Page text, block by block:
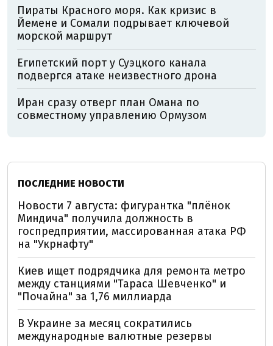
Пираты Красного моря. Как кризис в
Йемене и Сомали подрывает ключевой
морской маршрут
Египетский порт у Суэцкого канала
подвергся атаке неизвестного дрона
Иран сразу отверг план Омана по
совместному управлению Ормузом
ПОСЛЕДНИЕ НОВОСТИ
Новости 7 августа: фигурантка "плёнок
Миндича" получила должность в
госпредприятии, массированная атака РФ
на "Укрнафту"
Киев ищет подрядчика для ремонта метро
между станциями "Тараса Шевченко" и
"Почайна" за 1,76 миллиарда
В Украине за месяц сократились
международные валютные резервы